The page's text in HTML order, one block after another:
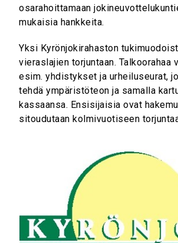
osarahoittamaan
mukaisia hankkeita.
Yksi Kyrönjokirahaston
vieraslajien torjuntaan. Talkoorahaa
esim. yhdistykset ja urheiluseurat,
tehdä ympäristöteon ja samalla
kassaansa. Ensisijaisia ovat
sitoudutaan kolmivuotiseen